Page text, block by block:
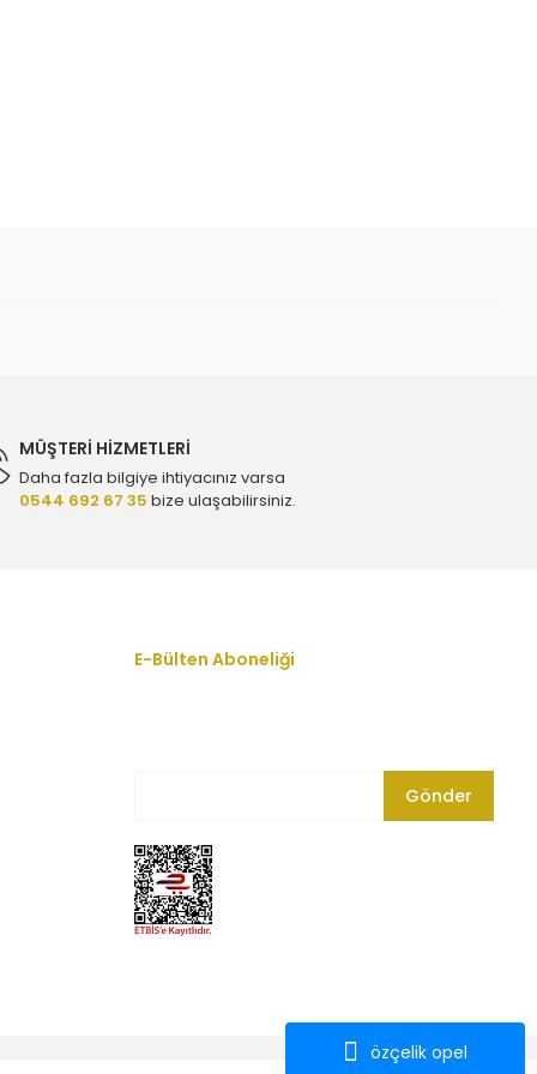
özçelik opel
- GÜNEŞ 55557741 - 4063-40661
- DK 3028 - 13248607
MÜŞTERİ HİZMETLERİ
Daha fazla bilgiye ihtiyacınız varsa
0544 692 67 35 bize ulaşabilirsiniz.
E-Bülten Aboneliği
Gönder